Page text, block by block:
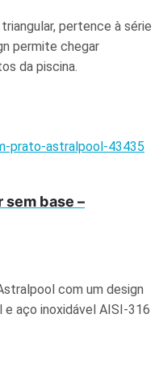
pertence à série
permite chegar
da piscina.
base –
com um design
aço inoxidável AISI-316